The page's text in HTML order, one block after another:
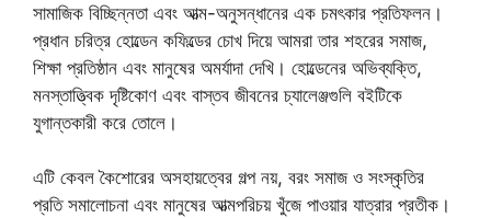
সামাজিক বিচ্ছিন্নতা এবং আত্ম-অনুসন্ধানের এক চমৎকার প্রতিফলন।
প্রধান চরিত্র হোল্ডেন কফিল্ডের চোখ দিয়ে আমরা তার শহরের সমাজ,
শিক্ষা প্রতিষ্ঠান এবং মানুষের অমর্যাদা দেখি। হোল্ডেনের অভিব্যক্তি,
মনস্তাত্ত্বিক দৃষ্টিকোণ এবং বাস্তব জীবনের চ্যালেঞ্জগুলি বইটিকে
যুগান্তকারী করে তোলে।
এটি কেবল কৈশোরের অসহায়ত্বের গল্প নয়, বরং সমাজ ও সংস্কৃতির
প্রতি সমালোচনা এবং মানুষের আত্মপরিচয় খুঁজে পাওয়ার যাত্রার প্রতীক।